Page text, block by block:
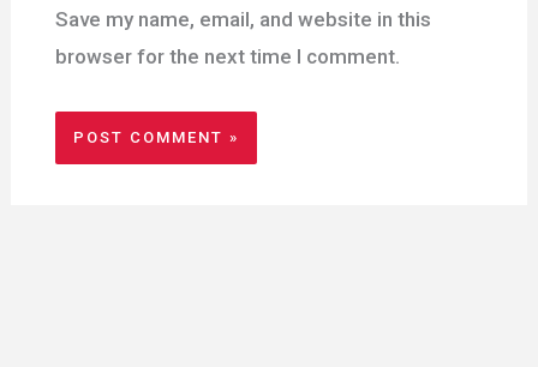
Save my name, email, and website in this
browser for the next time I comment.